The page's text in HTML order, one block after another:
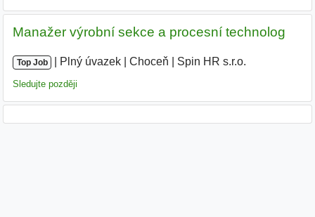
Manažer výrobní sekce a procesní technolog
Top Job Plný úvazek Choceň Spin HR s.r.o.
Sledujte později